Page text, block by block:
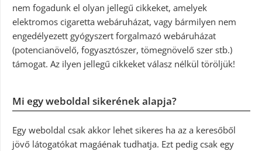
nem fogadunk el olyan jellegű cikkeket, amelyek
elektromos cigaretta webáruházat, vagy bármilyen nem
engedélyezett gyógyszert forgalmazó webáruházat
(potencianövelő, fogyasztószer, tömegnövelő szer stb.)
támogat. Az ilyen jellegű cikkeket válasz nélkül töröljük!
Mi egy weboldal sikerének alapja?
Egy weboldal csak akkor lehet sikeres ha az a keresőből
jövő látogatókat magáénak tudhatja. Ezt pedig csak egy